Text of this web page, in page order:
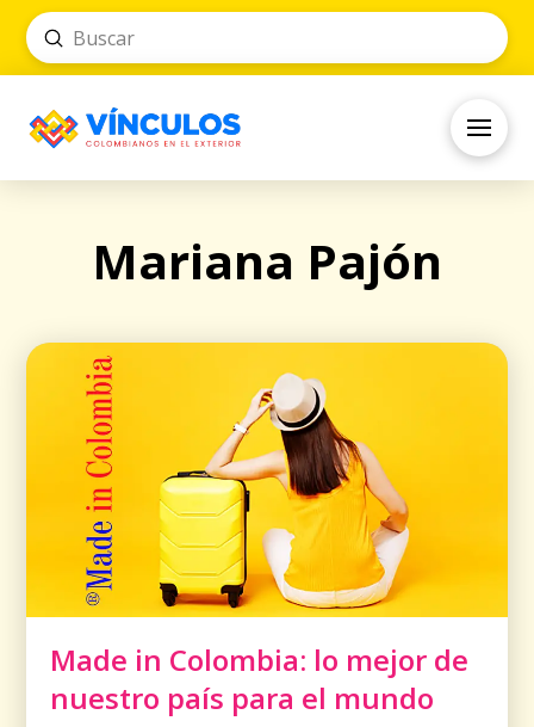
Search
Submit
Mariana Pajón
Made in Colombia: lo mejor de
nuestro país para el mundo